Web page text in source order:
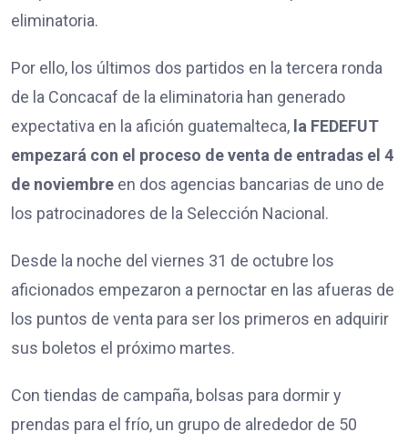
eliminatoria.
Por ello, los últimos dos partidos en la tercera ronda
de la Concacaf de la eliminatoria han generado
expectativa en la afición guatemalteca, la FEDEFUT
empezará con el proceso de venta de entradas el 4
de noviembre en dos agencias bancarias de uno de
los patrocinadores de la Selección Nacional.
Desde la noche del viernes 31 de octubre los
aficionados empezaron a pernoctar en las afueras de
los puntos de venta para ser los primeros en adquirir
sus boletos el próximo martes.
Con tiendas de campaña, bolsas para dormir y
prendas para el frío, un grupo de alrededor de 50